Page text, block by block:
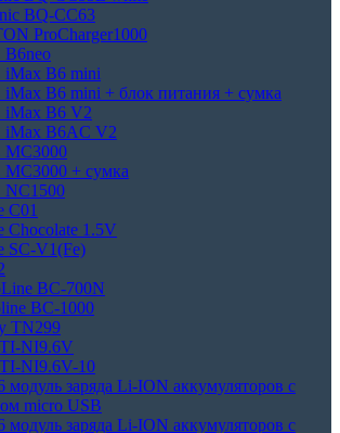
BQ-CC63
ProCharger1000
B6neo
iMax B6 mini
iMax B6 mini + блок питания + сумка
iMax B6 V2
iMax B6AC V2
MC3000
MC3000 + сумка
NC1500
C01
Chocolate 1.5V
SC-V1(Fe)
BC-700N
BC-1000
TN299
NI9.6V
NI9.6V-10
модуль заряда Li-ION аккумуляторов с
micro USB
модуль заряда Li-ION аккумуляторов с